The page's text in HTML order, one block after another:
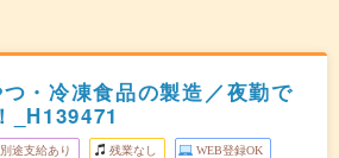
・冷凍食品の製造／夜勤で
_H139471
途支給あり 残業なし WEB登録OK